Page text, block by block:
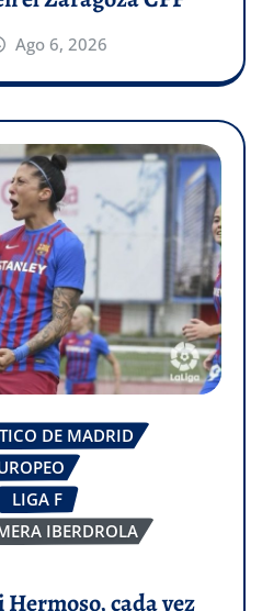
Ago 6, 2026
DE MADRID
LIGA F
IBERDROLA
cada vez